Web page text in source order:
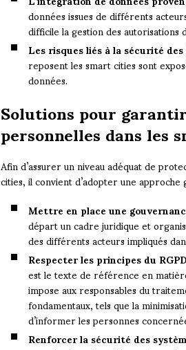
données issues de différents
difficile la gestion des autorisations
Les risques liés à la sécurité
reposent les smart cities sont
données.
Solutions pour
personnelles dans les
Afin d’assurer un niveau adéquat de
cities, il convient d’adopter une
Mettre en place une
départ un cadre juridique et
des différents acteurs impliqués
Respecter les principes du RGPD
est le texte de référence en
impose aux responsables du
fondamentaux, tels que la
d’informer les personnes
Renforcer la sécurité des